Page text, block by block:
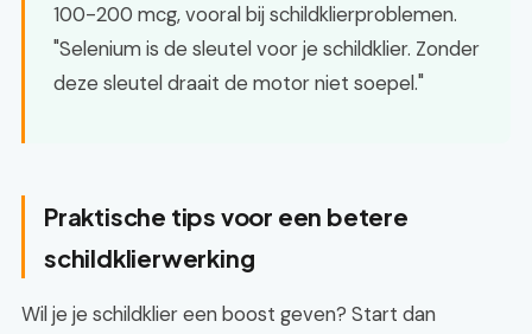
100-200 mcg, vooral bij schildklierproblemen.
"Selenium is de sleutel voor je schildklier. Zonder
deze sleutel draait de motor niet soepel."
Praktische tips voor een betere
schildklierwerking
Wil je je schildklier een boost geven? Start dan